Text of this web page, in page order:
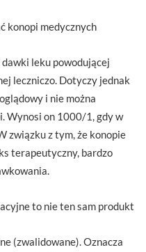
konopi medycznych
leku powodującej
leczniczo. Dotyczy jednak
i nie można
Wynosi on 1000/1, gdy w
związku z tym, że konopie
terapeutyczny, bardzo
to nie ten sam produkt
(zwalidowane). Oznacza